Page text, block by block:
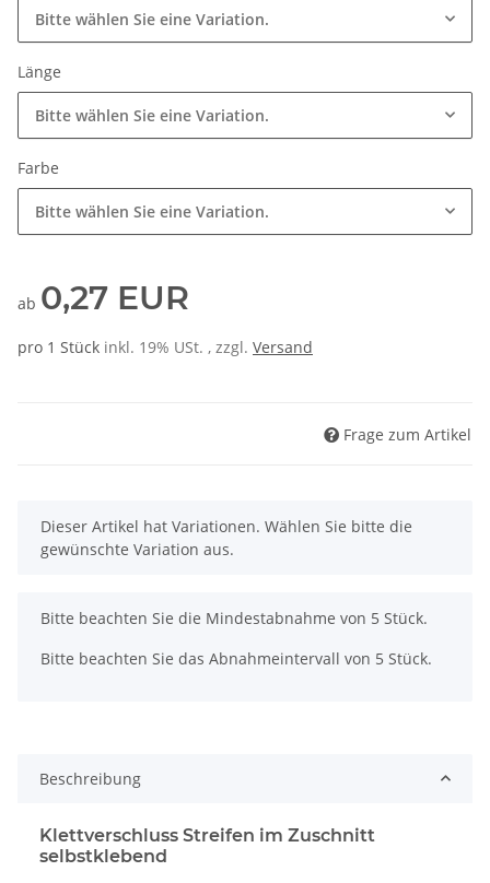
Bitte wählen Sie eine Variation.
Länge
Bitte wählen Sie eine Variation.
Farbe
Bitte wählen Sie eine Variation.
ab 0,27 EUR
pro 1 Stück inkl. 19% USt. , zzgl. Versand
Frage zum Artikel
x
Dieser Artikel hat Variationen. Wählen Sie bitte die
gewünschte Variation aus.
x
Bitte beachten Sie die Mindestabnahme von 5 Stück.
Bitte beachten Sie das Abnahmeintervall von 5 Stück.
Beschreibung
Klettverschluss Streifen im Zuschnitt
selbstklebend